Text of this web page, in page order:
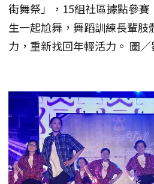
街舞祭」，15組社區據點參
生一起尬舞，舞蹈訓練長輩
力，重新找回年輕活力。 圖